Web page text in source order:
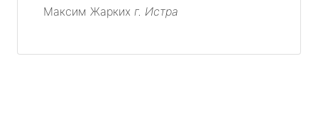
Максим Жарких г. Истра